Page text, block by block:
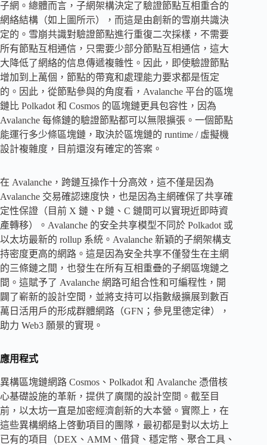
子網。總體而言，子網架構決定了驗證節點互相重合的
網絡結構（如上圖所示），而這是由創新的雪崩共識決
定的。雪崩共識對驗證節點進行重復二次採樣，不需要
所有節點互相通信，只需要少部分節點互相通信，這大
大降低了網絡的信息傳遞複雜性。因此，即使驗證節點
增加到上萬個，節點的帶寬和處理能力要求都是恆定
的。因此，從節點參與的角度看，Avalanche 平台的區塊
鏈比 Polkadot 和 Cosmos 的區塊鏈更具包容性，因為
Avalanche 每條鏈的驗證節點都可以無限擴張。一個節點
能運行多少條區塊鏈，取決於區塊鏈的 runtime / 虛擬機
設計複雜度，目前還沒有確定的答案。
在 Avalanche，跨鏈互操作十分高效，這不僅是因為
Avalanche 交易確認速度快，也是因為主網確保了共享確
定性保證（目前 X 鏈、P 鏈、C 鏈間可以實現近即時資
產轉移）。Avalanche 的安全共享模型不同於 Polkadot 或
以太坊最新的 rollup 系統。Avalanche 新穎的子網架構支
持密度更高的網路。這是因為安全共享不僅發生在主網
的三條鏈之間，也發生在所有互相重疊的子網區塊鏈之
間。這賦予了 Avalanche 網路可組合性和可編程性，開
闢了嶄新的設計空間，並將支持可以指數級擴展到數百
萬日活用戶的形成群體網路（GFN；參見里德定律），
助力 Web3 願景的實現。
應用程式
異構區塊鏈網路 Cosmos、Polkadot 和 Avalanche 憑借核
心基礎設施的革新，提供了廣闊的設計空間。截至目
前，以太坊一直是加密經濟創新的大本營。實際上，在
這些異構網絡上啓動項目的團隊，最初都是對以太坊上
已有的項目（DEX、AMM、借貸、穩定幣、聚合工具、